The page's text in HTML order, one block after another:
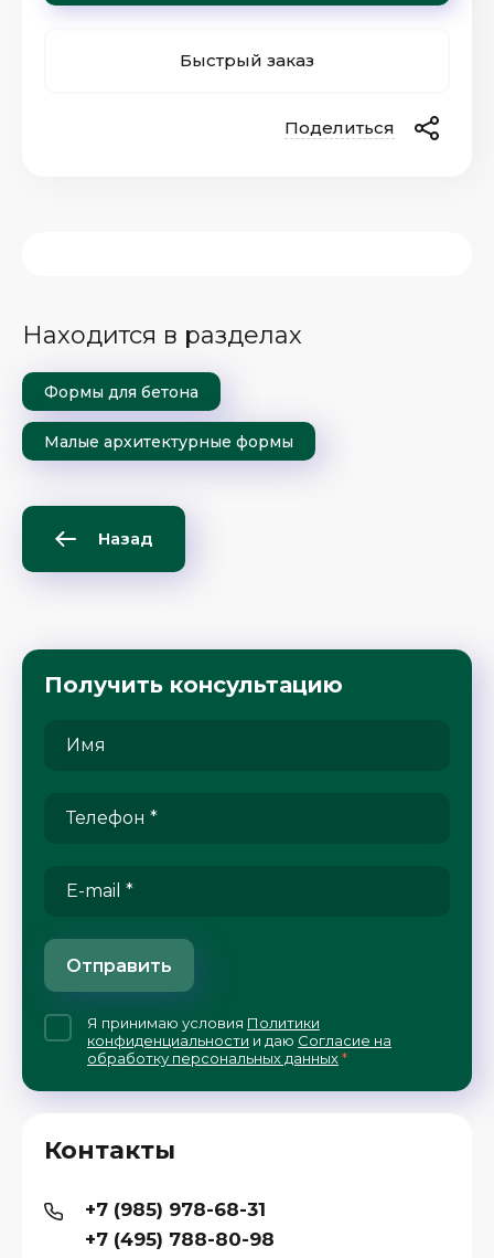
Быстрый заказ
Поделиться
Находится в разделах
Формы для бетона
Малые архитектурные формы
Назад
Контакты
+7 (985) 978-68-31
+7 (495) 788-80-98
Получить консультацию
Я принимаю условия Политики
конфиденциальности и даю Согласие на
обработку персональных данных*
Отправить